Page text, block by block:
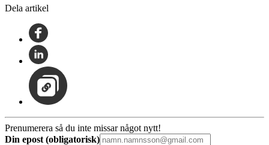
Dela artikel
Prenumerera så du inte missar något nytt!
Din epost (obligatorisk)